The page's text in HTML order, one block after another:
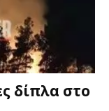
δίπλα στο